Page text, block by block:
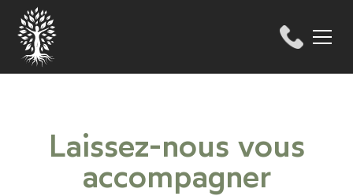
Laissez-nous vous
accompagner